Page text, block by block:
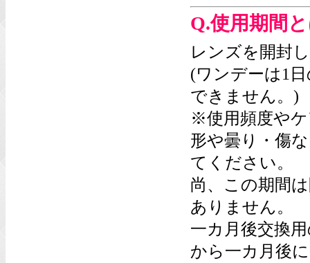
Q.使用期間
レンズを開封
(ワンデーは1
できません。)
※使用頻度や
形や曇り・傷
てください。
尚、この期間
ありません。
一カ月後交換
から一カ月後